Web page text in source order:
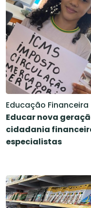
Educação Financeira
Educar nova
cidadania
especialistas